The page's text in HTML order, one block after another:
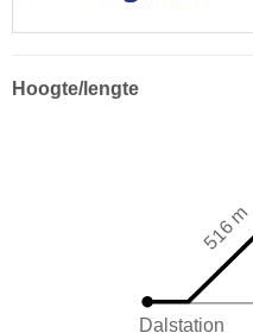
Hoogte/lengte
Dalstation
516 m